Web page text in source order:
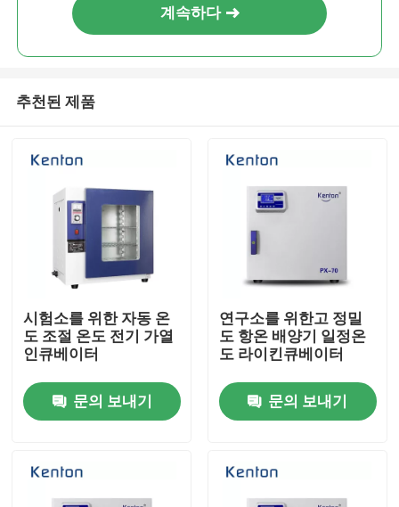
홈
계속하다
추천된 제품
시험소를 위한 자동 온
도 조절 온도 전기 가열
인큐베이터
문의 보내기
연구소를 위한고 정밀
도 항온 배양기 일정온
도 라이킨큐베이터
문의 보내기